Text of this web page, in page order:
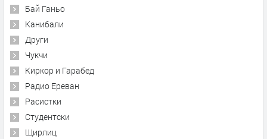
Бай Ганьо
Канибали
Други
Чукчи
Киркор и Гарабед
Радио Ереван
Расистки
Студентски
Щирлиц